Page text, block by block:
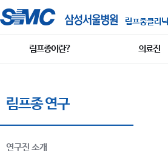
림프종클리닉
림프종이란? 의료진
림프종 연구
연구진 소개